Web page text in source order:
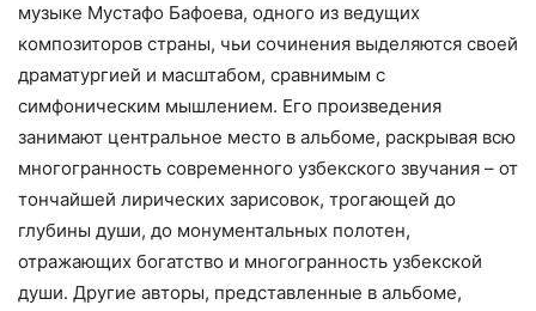
музыке Мустафо Бафоева, одного из ведущих
композиторов страны, чьи сочинения выделяются своей
драматургией и масштабом, сравнимым с
симфоническим мышлением. Его произведения
занимают центральное место в альбоме, раскрывая всю
многогранность современного узбекского звучания – от
тончайшей лирических зарисовок, трогающей до
глубины души, до монументальных полотен,
отражающих богатство и многогранность узбекской
души. Другие авторы, представленные в альбоме,